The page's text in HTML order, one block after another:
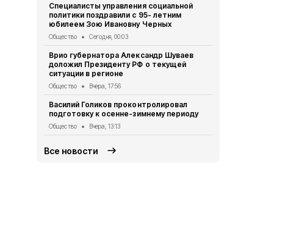
Специалисты управления социальной
политики поздравили с 95- летним
юбилеем Зою Ивановну Черных
Общество Сегодня, 00:03
Врио губернатора Александр Шуваев
доложил Президенту РФ о текущей
ситуации в регионе
Общество Вчера, 17:56
Василий Голиков проконтролировал
подготовку к осенне-зимнему периоду
Общество Вчера, 13:13
Все новости